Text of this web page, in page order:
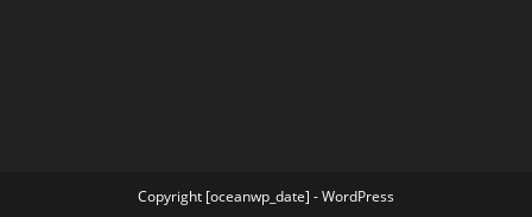
Copyright [oceanwp_date] - WordPress